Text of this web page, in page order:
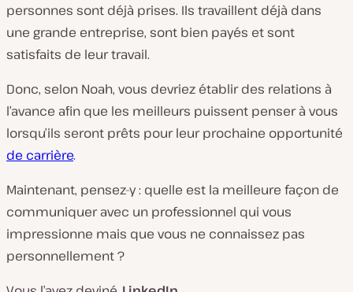
personnes sont déjà prises. Ils travaillent déjà dans
une grande entreprise, sont bien payés et sont
satisfaits de leur travail.
Donc, selon Noah, vous devriez établir des relations à
l’avance afin que les meilleurs puissent penser à vous
lorsqu’ils seront prêts pour leur prochaine opportunité
de carrière.
Maintenant, pensez-y : quelle est la meilleure façon de
communiquer avec un professionnel qui vous
impressionne mais que vous ne connaissez pas
personnellement ?